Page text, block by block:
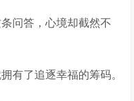
问答，心境却截然不
有了追逐幸福的筹码。